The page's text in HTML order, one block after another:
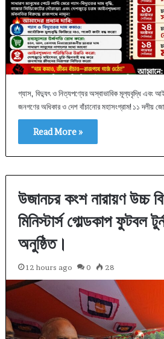
গ্যাস, বিদ্যুৎ ও নিত্যপণ্যের অস্বাভাবিক মূল্যবৃদ্ধি এবং
জনগণের অধিকার ও দেশ বাঁচানোর মহাসংগ্রাম!১১ দলীয়
Read More »
উজানচর কংশ নারায়ণ উচ্চ
মিনিস্টার্স গোল্ডকাপ ফুটবল
অনুষ্ঠিত।
12 hours ago 0 28